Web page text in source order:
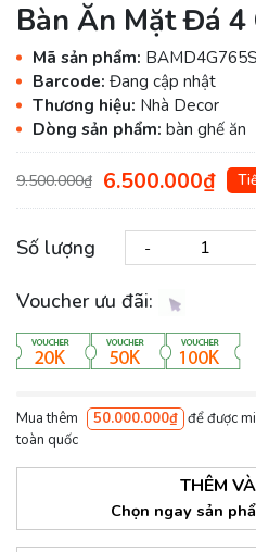
Bàn Ăn Mặt Đá 4
Mã sản phẩm: BAMD4G765S
Barcode: Đang cập nhật
Thương hiệu: Nhà Decor
Dòng sản phẩm: bàn ghế ăn
9.500.000₫ 6.500.000₫
Số lượng -
Voucher ưu đãi:
Mua thêm 50.000.000₫ để được
toàn quốc
THÊM
Chọn ngay sản